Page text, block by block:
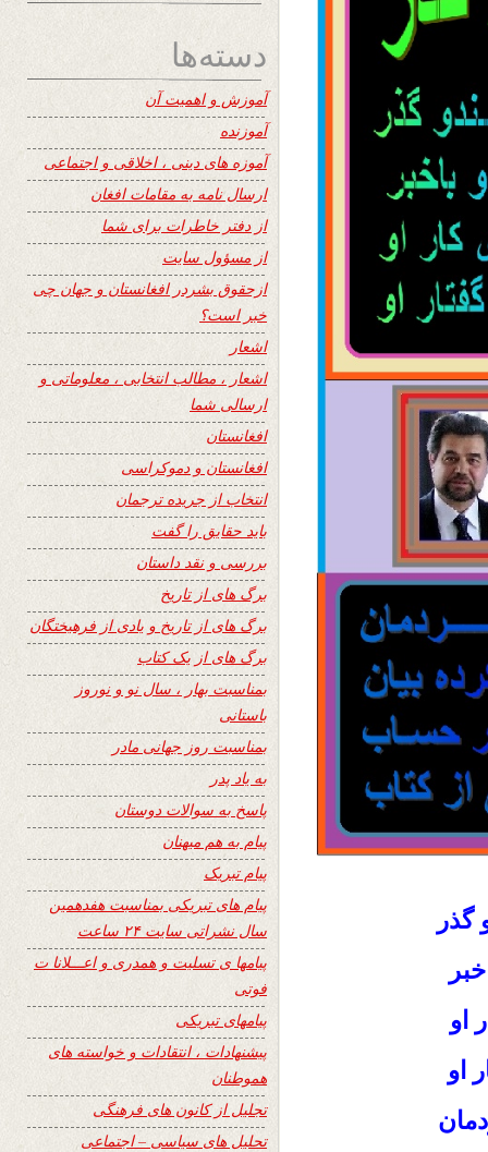
گذر
او
او
دسته‌ها
آموزش و اهمیت آن
آموزنده
آموزه های دینی ، اخلاقی و اجتماعی
ارسال نامه به مقامات افغان
از دفتر خاطرات برای شما
از مسؤول سایت
ازحقوق بشردر افغانستان و جهان چی
خبر است؟
اشعار
اشعار ، مطالب انتخابی ، معلوماتی و
ارسالی شما
افغانستان
افغانستان و دموکراسی
انتخاب از جریده ترجمان
باید حقایق را گفت
بررسی و نقد داستان
برگ های از تاریخ
برگ های از تاریخ و یادی از فرهیختگان
برگ های از یک کتاب
بمناسبت بهار ، سال نو و نوروز
باستانی
بمناسبت روز جهانی مادر
به یاد پدر
پاسخ به سوالات دوستان
پیام به هم میهنان
پیام تبریک
پیام های تبریکی بمناسبت هفدهمین
سال نشراتی سایت ۲۴ ساعت
پیامها ی تسلیت و همدری و اعـــلانا ت
فوتی
پیامهای تبریکی
پیشنهادات ، انتقادات و خواسته های
هموطنان
تجلیل از کانون های فرهنگی
تحلیل های سیاسی – اجتماعی